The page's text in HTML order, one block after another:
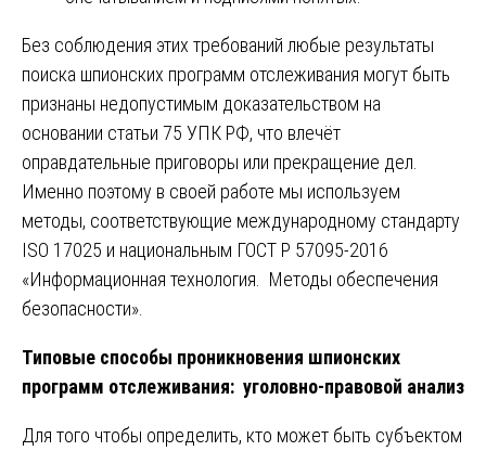
Без соблюдения этих требований любые результаты
поиска шпионских программ отслеживания могут быть
признаны недопустимым доказательством на
основании статьи 75 УПК РФ, что влечёт
оправдательные приговоры или прекращение дел.
Именно поэтому в своей работе мы используем
методы, соответствующие международному стандарту
ISO 17025 и национальным ГОСТ Р 57095-2016
«Информационная технология. Методы обеспечения
безопасности».
Типовые способы проникновения шпионских
программ отслеживания: уголовно-правовой анализ
Для того чтобы определить, кто может быть субъектом